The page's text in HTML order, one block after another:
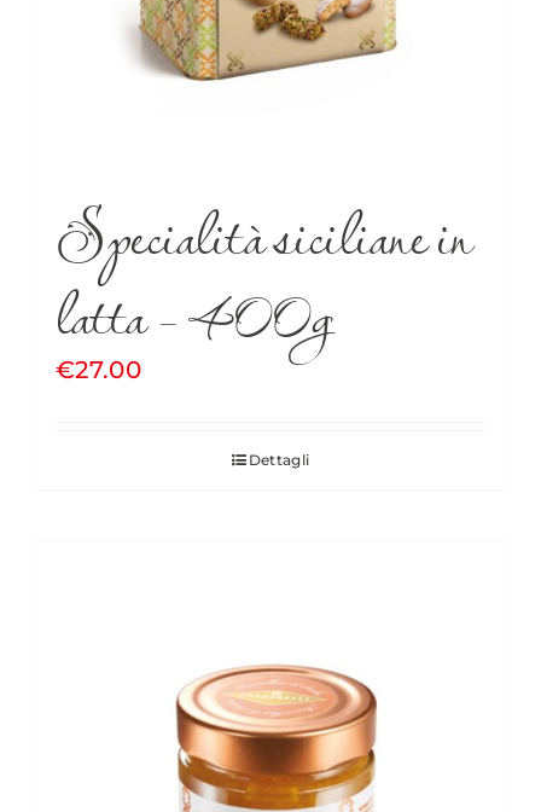
Specialità siciliane in
latta – 400g
€27.00
Dettagli